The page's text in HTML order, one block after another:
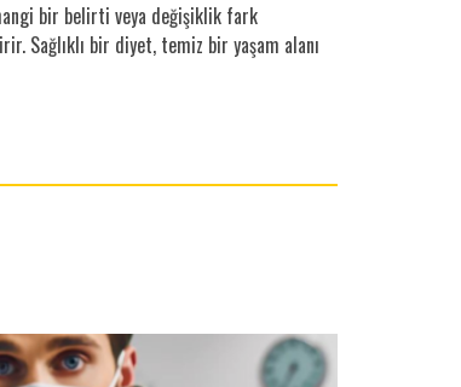
bir belirti veya değişiklik fark
Sağlıklı bir diyet, temiz bir yaşam alanı